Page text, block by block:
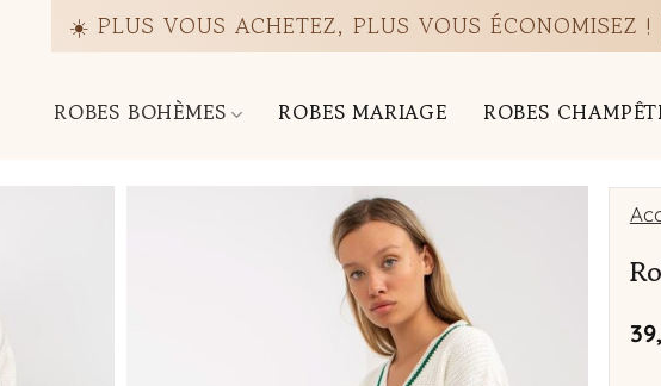
☀️ PLUS VOUS ACHETEZ, PLUS VOUS ÉCONOMISEZ !
ROBES BOHÈMES ROBES MARIAGE ROBES